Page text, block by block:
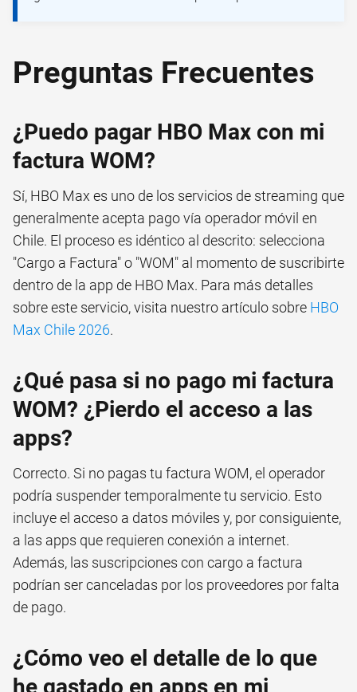
Preguntas Frecuentes
¿Puedo pagar HBO Max con mi
factura WOM?
Sí, HBO Max es uno de los servicios de streaming que
generalmente acepta pago vía operador móvil en
Chile. El proceso es idéntico al descrito: selecciona
"Cargo a Factura" o "WOM" al momento de suscribirte
dentro de la app de HBO Max. Para más detalles
sobre este servicio, visita nuestro artículo sobre HBO
Max Chile 2026.
¿Qué pasa si no pago mi factura
WOM? ¿Pierdo el acceso a las
apps?
Correcto. Si no pagas tu factura WOM, el operador
podría suspender temporalmente tu servicio. Esto
incluye el acceso a datos móviles y, por consiguiente,
a las apps que requieren conexión a internet.
Además, las suscripciones con cargo a factura
podrían ser canceladas por los proveedores por falta
de pago.
¿Cómo veo el detalle de lo que
he gastado en apps en mi